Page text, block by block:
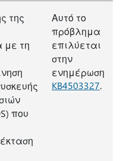
της
με τη
που
Αυτό το
πρόβλημα
επιλύεται
στην
ενημέρωση
KB4503327.